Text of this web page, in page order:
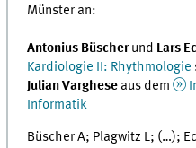
Münster an:
Antonius Büscherund Lars
Kardiologie II: Rhythmologie
Julian Varghese aus dem
Informatik
Büscher A; Plagwitz L; (…);